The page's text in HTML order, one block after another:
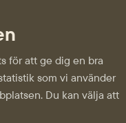
för att ge dig en bra
som vi använder
Du kan välja att